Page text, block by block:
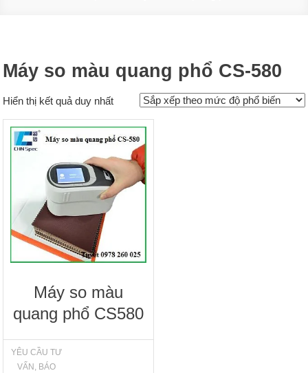
Máy so màu quang phổ CS-580
Hiển thị kết quả duy nhất
Máy so màu
quang phổ CS580
YÊU CẦU TƯ
VẤN, BÁO